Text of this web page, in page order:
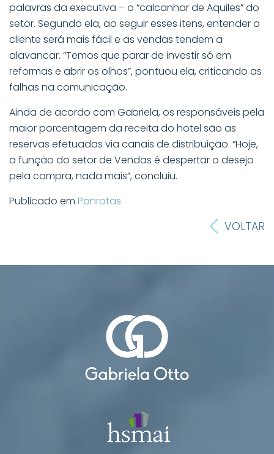
palavras da executiva – o “calcanhar de Aquiles” do
setor. Segundo ela, ao seguir esses itens, entender o
cliente será mais fácil e as vendas tendem a
alavancar. “Temos que parar de investir só em
reformas e abrir os olhos”, pontuou ela, criticando as
falhas na comunicação.
Ainda de acordo com Gabriela, os responsáveis pela
maior porcentagem da receita do hotel são as
reservas efetuadas via canais de distribuição. “Hoje,
a função do setor de Vendas é despertar o desejo
pela compra, nada mais”, concluiu.
Publicado em Panrotas
VOLTAR